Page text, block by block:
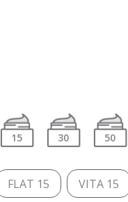
15 30 50
FLAT 15 VITA 15